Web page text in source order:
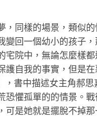
，同樣的場景，類似
變回一個幼小的孩子
宅院中，無論怎麼樣
護自我的事實，但是
，書中描述女主角郝
恐懼孤單的的情景。
可是她就是擺脫不掉那